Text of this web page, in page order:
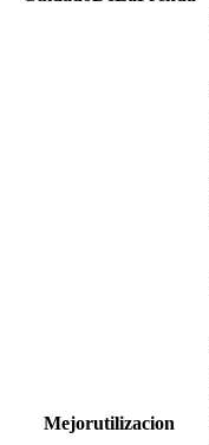
Mejorutilizacion